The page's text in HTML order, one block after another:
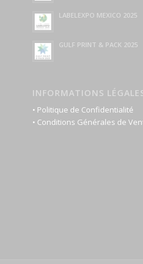
LABELEXPO MEXICO 2025
GULF PRINT & PACK 2025
INFORMATIONS
• Politique de Confidentialité
• Conditions Générales de